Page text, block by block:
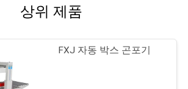
상위 제품
FXJ 자동 박스 곤포기